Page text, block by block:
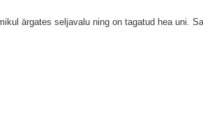
ärgates seljavalu ning on tagatud hea uni.